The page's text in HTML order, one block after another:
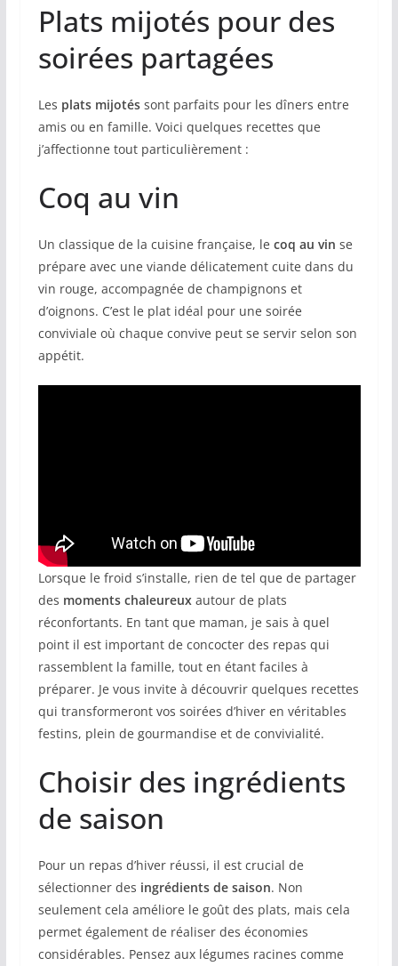
Plats mijotés pour des
soirées partagées
Les plats mijotéssont parfaits pour les dîners entre
amis ou en famille. Voici quelques recettes que
j’affectionne tout particulièrement :
Coq au vin
Un classique de la cuisine française, le coq au vin se
prépare avec une viande délicatement cuite dans du
vin rouge, accompagnée de champignons et
d’oignons. C’est le plat idéal pour une soirée
conviviale où chaque convive peut se servir selon son
appétit.
Lorsque le froid s’installe, rien de tel que de partager
des moments chaleureuxautour de plats
réconfortants. En tant que maman, je sais à quel
point il est important de concocter des repas qui
rassemblent la famille, tout en étant faciles à
préparer. Je vous invite à découvrir quelques recettes
qui transformeront vos soirées d’hiver en véritables
festins, plein de gourmandise et de convivialité.
Choisir des ingrédients
de saison
Pour un repas d’hiver réussi, il est crucial de
sélectionner des ingrédients de saison. Non
seulement cela améliore le goût des plats, mais cela
permet également de réaliser des économies
considérables. Pensez aux légumes racines comme